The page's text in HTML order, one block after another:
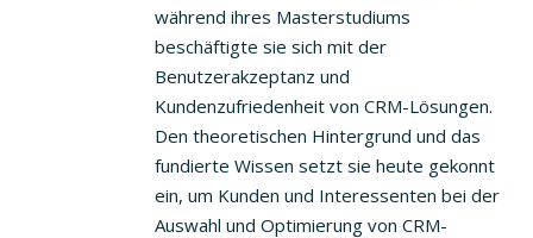
während ihres Masterstudiums
beschäftigte sie sich mit der
Benutzerakzeptanz und
Kundenzufriedenheit von CRM-Lösungen.
Den theoretischen Hintergrund und das
fundierte Wissen setzt sie heute gekonnt
ein, um Kunden und Interessenten bei der
Auswahl und Optimierung von CRM-